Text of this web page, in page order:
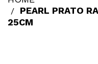
PEARL PRATO
25CM